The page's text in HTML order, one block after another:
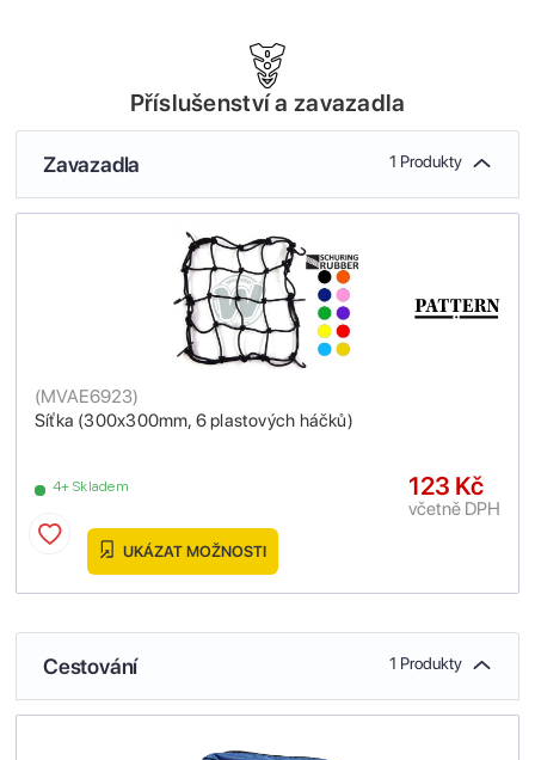
Příslušenství a zavazadla
Zavazadla 1 Produkty
Síťka (300x300mm, 6 plastových háčků)
(MVAE6923)
4+ Skladem 123 Kč
včetně DPH
UKÁZAT MOŽNOSTI
Cestování 1 Produkty